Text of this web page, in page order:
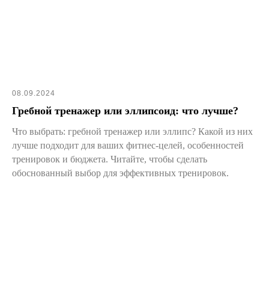
08.09.2024
Гребной тренажер или эллипсоид: что лучше?
Что выбрать: гребной тренажер или эллипс? Какой из них
лучше подходит для ваших фитнес-целей, особенностей
тренировок и бюджета. Читайте, чтобы сделать
обоснованный выбор для эффективных тренировок.